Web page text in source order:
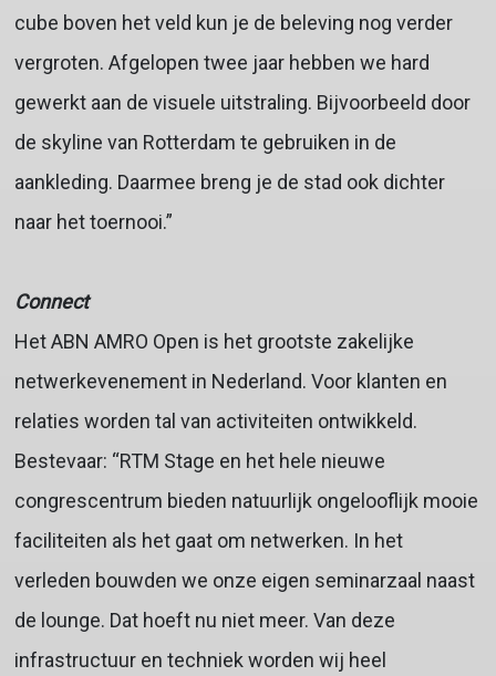
cube boven het veld kun je de beleving nog verder
vergroten. Afgelopen twee jaar hebben we hard
gewerkt aan de visuele uitstraling. Bijvoorbeeld door
de skyline van Rotterdam te gebruiken in de
aankleding. Daarmee breng je de stad ook dichter
naar het toernooi.”
Connect
Het ABN AMRO Open is het grootste zakelijke
netwerkevenement in Nederland. Voor klanten en
relaties worden tal van activiteiten ontwikkeld.
Bestevaar: “RTM Stage en het hele nieuwe
congrescentrum bieden natuurlijk ongelooflijk mooie
faciliteiten als het gaat om netwerken. In het
verleden bouwden we onze eigen seminarzaal naast
de lounge. Dat hoeft nu niet meer. Van deze
infrastructuur en techniek worden wij heel